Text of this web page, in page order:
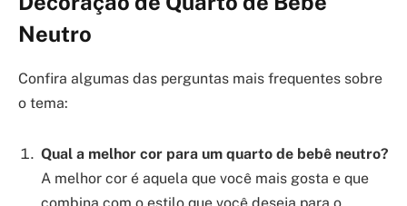
Neutro
Confira algumas das perguntas mais frequentes sobre
o tema:
Qual a melhor cor para um quarto de bebê neutro?
A melhor cor é aquela que você mais gosta e que
combina com o estilo que você deseja para o